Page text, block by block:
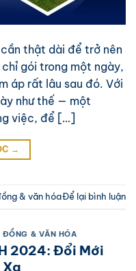
thật dài để trở nên
gói trong một ngày,
áp rất lâu sau đó. Với
như thế — một
việc, để […]
→
& văn hóaĐể lại bình luận
ĐỒNG & VĂN HÓA
2024: Đổi Mới